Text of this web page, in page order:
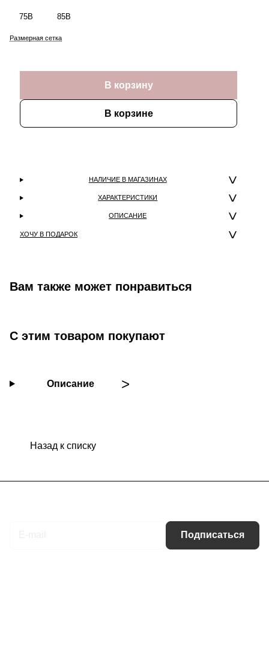
75B 85B
Размерная сетка
В корзину
В корзине
НАЛИЧИЕ В МАГАЗИНАХ
ХАРАКТЕРИСТИКИ
ОПИСАНИЕ
ХОЧУ В ПОДАРОК
Вам также может понравиться
С этим товаром покупают
Описание
Назад к списку
Подписаться